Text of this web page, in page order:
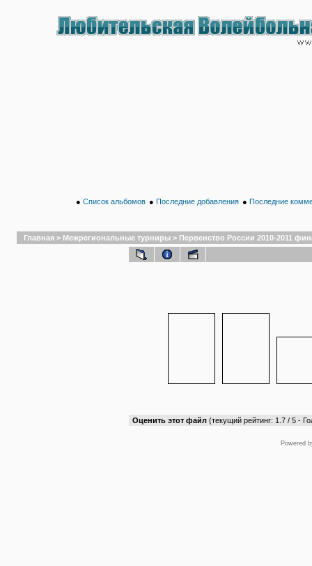
● Список альбомов ● Последние добавления ● Последние
Главная > Межрегиональные турниры > Первенство России 2010-2011
Оценить этот файл (текущий рейтинг: 1.7 / 5 -
Powered